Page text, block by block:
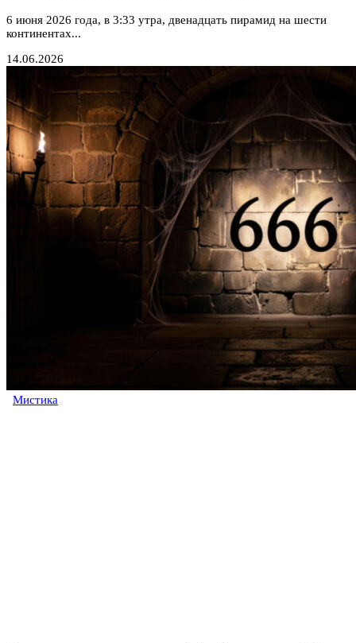
6 июня 2026 года, в 3:33 утра, двенадцать пирамид на шести
континентах...
14.06.2026
Мистика